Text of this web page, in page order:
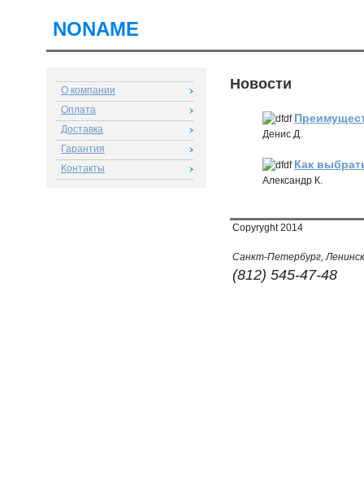
NONAME
Но­во­сти
Денис Д.
Как
Алек­сандр К.
О компании
Оплата
Доставка
Гарантия
Контакты
Copyryght 2014
Санкт-Петербург,
(812) 545-47-48